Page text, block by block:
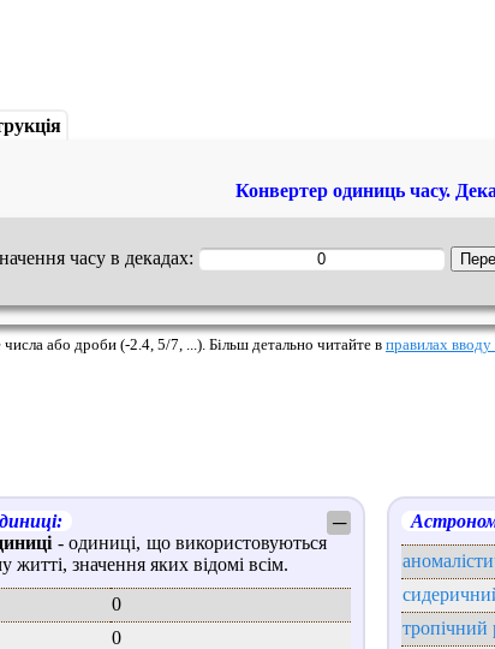
Конвертер одиниць часу.
часу в декадах:
або дроби (-2.4, 5/7, ...). Більш детально читайте в правилах вводу
─
- одиниці, що використовуються
житті, значення яких відомі всім.
0
0
тропічний